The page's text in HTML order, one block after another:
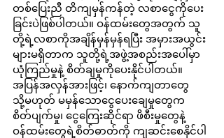
တစ်ပြေးညီ တိကျမှန်ကန်တဲ့ လစာငွေကိုပေး
ခြင်းပဲဖြစ်ပါတယ်။ ဝန်ထမ်းတွေအတွက် သူ
တို့ရဲ့လစာကိုအချိန်မှန်မှန်ရပြီး အမှားအယွင်း
များမရှိတာက သူတို့ရဲ့အဖွဲ့အစည်းအပေါ်မှာ
ယုံကြည်မှုနဲ့ စိတ်ချမှုကိုပေးနိုင်ပါတယ်။
အပြန်အလှန်အားဖြင့်၊ နောက်ကျတာတွေ
သို့မဟုတ် မမှန်သောငွေပေးချေမှုတွေက
စိတ်ပျက်မှု၊ ငွေကြေးဆိုင်ရာ ဖိစီးမှုတွေနဲ့
ဝန်ထမ်းတွေရဲ့စိတ်ဓာတ်ကို ကျဆင်းစေနိုင်ပါ